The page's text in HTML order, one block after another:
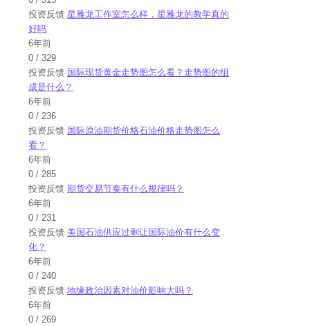
投资反馈 星雅龙工作室怎么样，星雅龙的教学真的
好吗
6年前
0 / 329
投资反馈 国际现货黄金走势图怎么看？走势图的组
成是什么？
6年前
0 / 236
投资反馈 国际原油期货价格石油价格走势图怎么
看？
6年前
0 / 285
投资反馈 期货交易节奏有什么规律吗？
6年前
0 / 231
投资反馈 美国石油供应过剩让国际油价有什么变
化？
6年前
0 / 240
投资反馈 地缘政治因素对油价影响大吗？
6年前
0 / 269